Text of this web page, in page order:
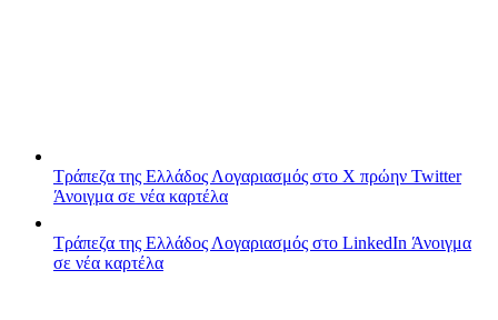
Τράπεζα της Ελλάδος Λογαριασμός στο X πρώην Twitter
Άνοιγμα σε νέα καρτέλα
Τράπεζα της Ελλάδος Λογαριασμός στο LinkedIn Άνοιγμα
σε νέα καρτέλα